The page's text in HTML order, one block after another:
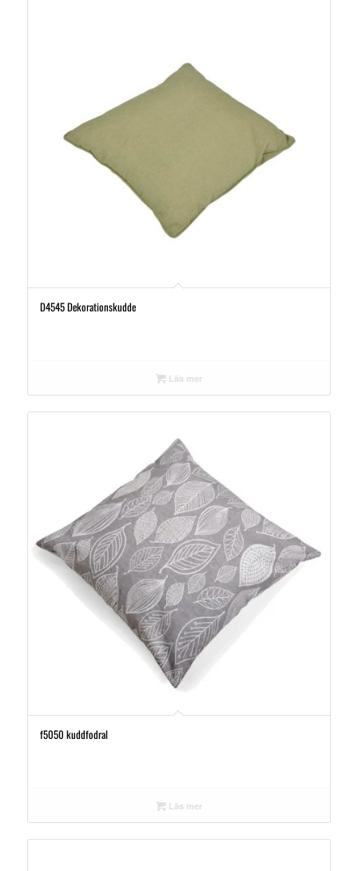
D4545 Dekorationskudde
Läs mer
f5050 kuddfodral
Läs mer